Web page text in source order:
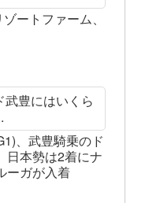
ートファーム、
豊にはいくら
、武豊騎乗のド
本勢は2着にナ
ーガが入着